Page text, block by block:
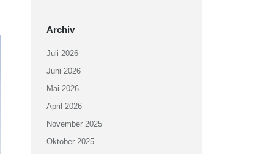
Archiv
Juli 2026
Juni 2026
Mai 2026
April 2026
November 2025
Oktober 2025